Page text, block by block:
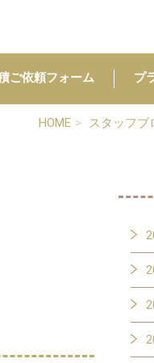
ご依頼フォーム プ
HOME スタッフブ